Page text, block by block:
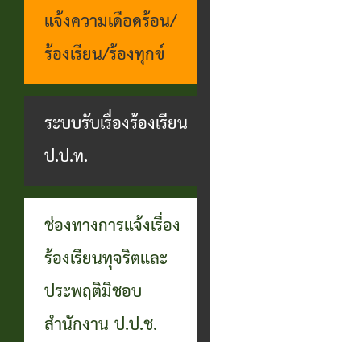
แจ้งความเดือดร้อน/
ร้องเรียน/ร้องทุกข์
ระบบรับเรื่องร้องเรียน
ป.ป.ท.
ช่องทางการแจ้งเรื่อง
ร้องเรียนทุจริตและ
ประพฤติมิชอบ
สำนักงาน ป.ป.ช.